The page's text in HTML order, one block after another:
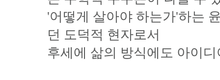
'어떻게 살아야 하는가'하는
던 도덕적 현자로서
후세에 삶의 방식에도 아이